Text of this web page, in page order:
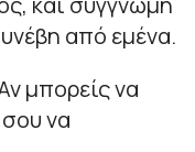
από εμένα.
μπορείς να
να